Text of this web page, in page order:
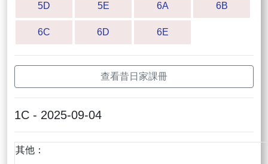
5D 5E 6A 6B
6C 6D 6E
查看昔日家課冊
1C - 2025-09-04
其他：